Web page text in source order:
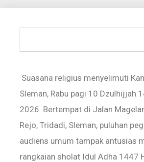
Suasana religius menyelimuti
Sleman, Rabu pagi 10 Dzulhijjah
2026 Bertempat di Jalan
Rejo, Tridadi, Sleman, puluhan
audiens umum tampak antusias
rangkaian sholat Idul Adha 1447